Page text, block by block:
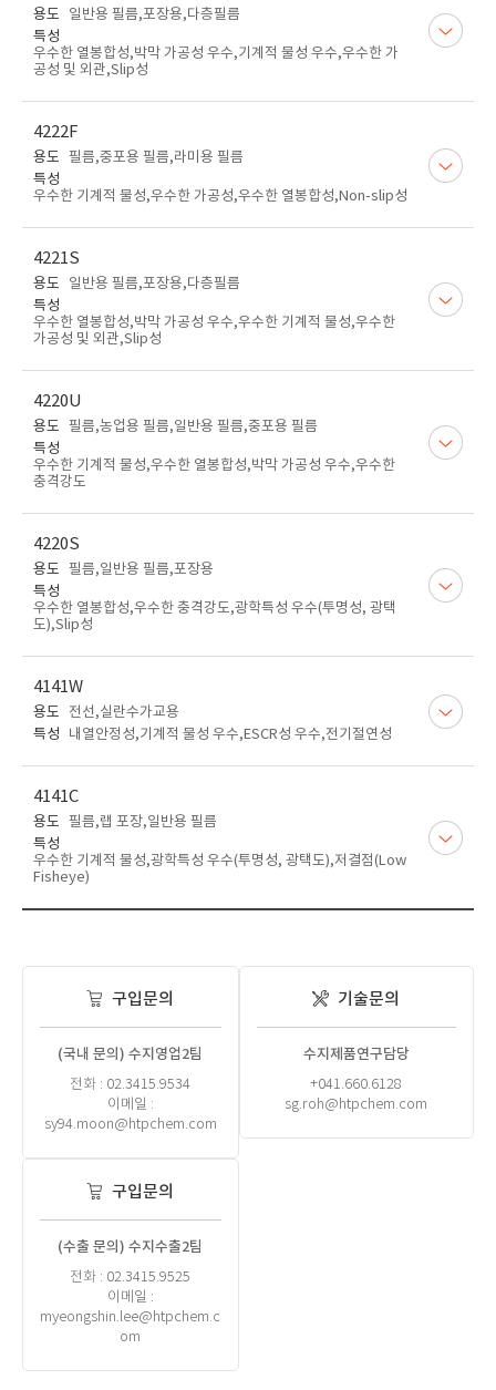
용도
일반용 필름,포장용,다층필름
특성
우수한 열봉합성,박막 가공성 우수,기계적 물성 우수,우수한 가
공성 및 외관,Slip성
4222F
용도 필름,중포용 필름,라미용 필름
특성
우수한 기계적 물성,우수한 가공성,우수한 열봉합성,Non-slip성
4221S
용도
일반용 필름,포장용,다층필름
특성
우수한 열봉합성,박막 가공성 우수,우수한 기계적 물성,우수한
가공성 및 외관,Slip성
4220U
용도 필름,농업용 필름,일반용 필름,중포용 필름
특성
우수한 기계적 물성,우수한 열봉합성,박막 가공성 우수,우수한
충격강도
4220S
용도 필름,일반용 필름,포장용
특성
우수한 열봉합성,우수한 충격강도,광학특성 우수(투명성, 광택
도),Slip성
4141W
용도
전선,실란수가교용
특성
내열안정성,기계적 물성 우수,ESCR성 우수,전기절연성
4141C
용도 필름,랩 포장,일반용 필름
특성
우수한 기계적 물성,광학특성 우수(투명성, 광택도),저결점(Low
Fisheye)
구입문의
(국내 문의) 수지영업2팀
전화 : 02.3415.9534
이메일 :
sy94.moon@htpchem.com
구입문의
(수출 문의) 수지수출2팀
전화 : 02.3415.9525
이메일 :
myeongshin.lee@htpchem.c
om
기술문의
수지제품연구담당
+041.660.6128
sg.roh@htpchem.com